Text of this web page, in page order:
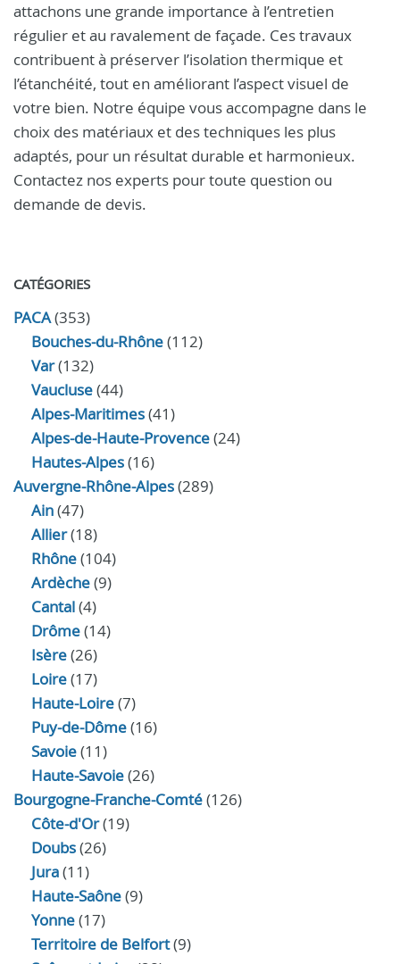
attachons une grande importance à l’entretien
régulier et au ravalement de façade. Ces travaux
contribuent à préserver l’isolation thermique et
l’étanchéité, tout en améliorant l’aspect visuel de
votre bien. Notre équipe vous accompagne dans le
choix des matériaux et des techniques les plus
adaptés, pour un résultat durable et harmonieux.
Contactez nos experts pour toute question ou
demande de devis.
CATÉGORIES
PACA(353)
Bouches-du-Rhône(112)
Var(132)
Vaucluse(44)
Alpes-Maritimes(41)
Alpes-de-Haute-Provence(24)
Hautes-Alpes(16)
Auvergne-Rhône-Alpes(289)
Ain(47)
Allier(18)
Rhône(104)
Ardèche(9)
Cantal(4)
Drôme(14)
Isère(26)
Loire(17)
Haute-Loire(7)
Puy-de-Dôme(16)
Savoie(11)
Haute-Savoie(26)
Bourgogne-Franche-Comté(126)
Côte-d'Or(19)
Doubs(26)
Jura(11)
Haute‑Saône(9)
Yonne(17)
Territoire de Belfort(9)